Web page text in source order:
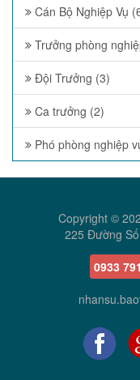
Cán Bộ Nghiệp Vụ
Trưởng phòng
Đội Trưởng (3)
Ca trưởng (2)
Phó phòng nghiệp
Copyright ©
225 Đường
0933